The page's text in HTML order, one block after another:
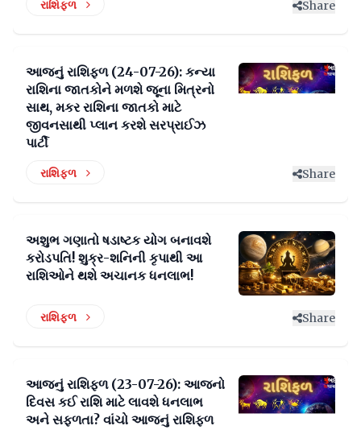
રાશિફળ Share
આજનું રાશિફળ (24-07-26): કન્યા
રાશિના જાતકોને મળશે જૂના મિત્રનો
સાથ, મકર રાશિના જાતકો માટે
જીવનસાથી પ્લાન કરશે સરપ્રાઈઝ
પાર્ટી
રાશિફળ Share
અશુભ ગણાતો ષડાષ્ટક યોગ બનાવશે
કરોડપતિ! શુક્ર-શનિની કૃપાથી આ
રાશિઓને થશે અચાનક ધનલાભ!
રાશિફળ Share
આજનું રાશિફળ (23-07-26): આજનો
દિવસ કઈ રાશિ માટે લાવશે ધનલાભ
અને સફળતા? વાંચો આજનું રાશિફળ